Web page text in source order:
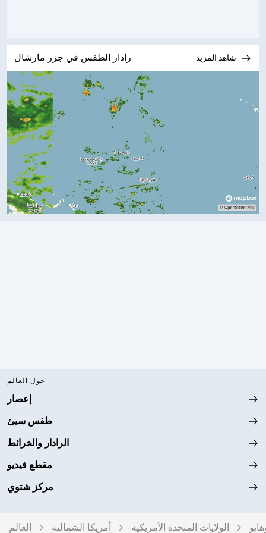
رادار الطقس في جزر مارشال شاهد المزيد
حول العالم
إعصار
طقس سيئ
الرادار والخرائط
مقطع فيديو
مركز شتوي
العالم أمريكا الشمالية الولايات المتحدة الأمريكية